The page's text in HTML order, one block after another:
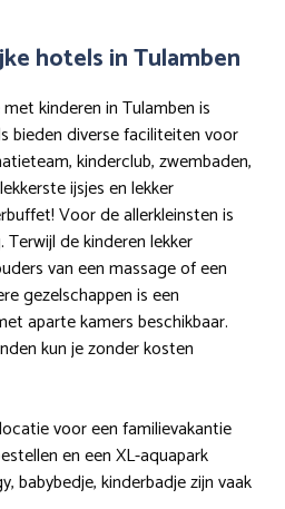
hotels in Tulamben
kinderen in Tulamben is
bieden diverse faciliteiten voor
kinderclub, zwembaden,
ijsjes en lekker
Voor de allerkleinsten is
de kinderen lekker
van een massage of een
gezelschappen is een
aparte kamers beschikbaar.
kun je zonder kosten
voor een familievakantie
en een XL-aquapark
babybedje, kinderbadje zijn vaak